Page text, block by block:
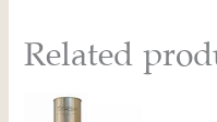
Related